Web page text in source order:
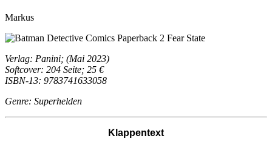
Markus
Verlag: Panini; (Mai 2023)
Softcover: 204 Seite; 25 €
ISBN-13: 9783741633058
Genre: Superhelden
Klappentext